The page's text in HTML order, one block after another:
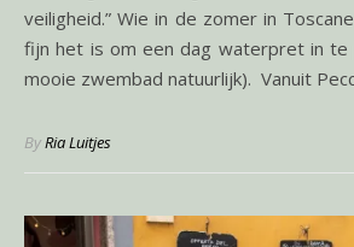
veiligheid.” Wie in de zomer in
fijn het is om een dag waterpret in te
mooie zwembad natuurlijk). Vanuit
ByRia Luitjes